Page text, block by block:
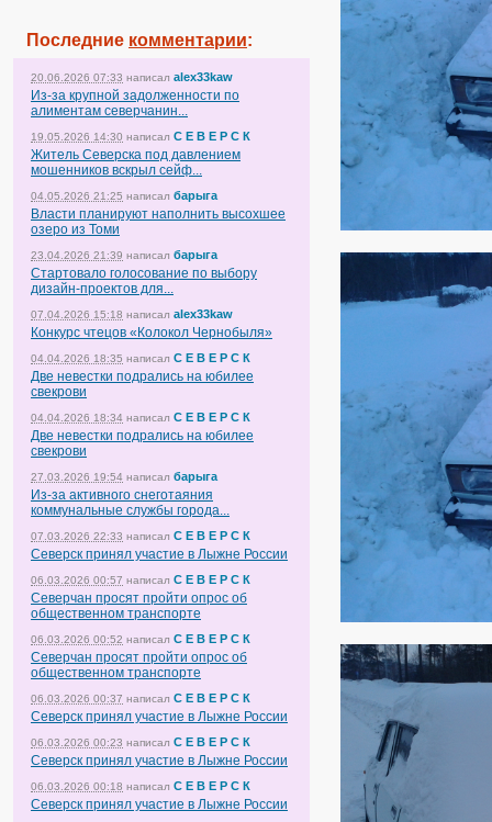
Последние комментарии:
20.06.2026 07:33 написал alex33kaw
Из-за крупной задолженности по
алиментам северчанин...
19.05.2026 14:30 написал С Е В Е Р С К
Житель Северска под давлением
мошенников вскрыл сейф...
04.05.2026 21:25 написал барыга
Власти планируют наполнить высохшее
озеро из Томи
23.04.2026 21:39 написал барыга
Стартовало голосование по выбору
дизайн-проектов для...
07.04.2026 15:18 написал alex33kaw
Конкурс чтецов «Колокол Чернобыля»
04.04.2026 18:35 написал С Е В Е Р С К
Две невестки подрались на юбилее
свекрови
04.04.2026 18:34 написал С Е В Е Р С К
Две невестки подрались на юбилее
свекрови
27.03.2026 19:54 написал барыга
Из-за активного снеготаяния
коммунальные службы города...
07.03.2026 22:33 написал С Е В Е Р С К
Северск принял участие в Лыжне России
06.03.2026 00:57 написал С Е В Е Р С К
Северчан просят пройти опрос об
общественном транспорте
06.03.2026 00:52 написал С Е В Е Р С К
Северчан просят пройти опрос об
общественном транспорте
06.03.2026 00:37 написал С Е В Е Р С К
Северск принял участие в Лыжне России
06.03.2026 00:23 написал С Е В Е Р С К
Северск принял участие в Лыжне России
06.03.2026 00:18 написал С Е В Е Р С К
Северск принял участие в Лыжне России